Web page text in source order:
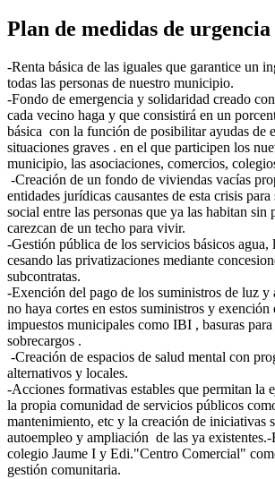
Plan de medidas de urgencia
-Renta básica de las iguales que garantice un
todas las personas de nuestro municipio.
-Fondo de emergencia y solidaridad creado
cada vecino haga y que consistirá en un
básica con la función de posibilitar ayudas de
situaciones graves . en el que participen los
municipio, las asociaciones, comercios,
-Creación de un fondo de viviendas vacías
entidades jurídicas causantes de esta crisis
social entre las personas que ya las habitan sin
carezcan de un techo para vivir.
-Gestión pública de los servicios básicos agua,
cesando las privatizaciones mediante
subcontratas.
-Exención del pago de los suministros de luz y
no haya cortes en estos suministros y exención
impuestos municipales como IBI , basuras
sobrecargos .
-Creación de espacios de salud mental con
alternativos y locales.
-Acciones formativas estables que permitan la
la propia comunidad de servicios públicos
mantenimiento, etc y la creación de iniciativas
autoempleo y ampliación de las ya existentes.-
colegio Jaume I y Edi."Centro Comercial"
gestión comunitaria.